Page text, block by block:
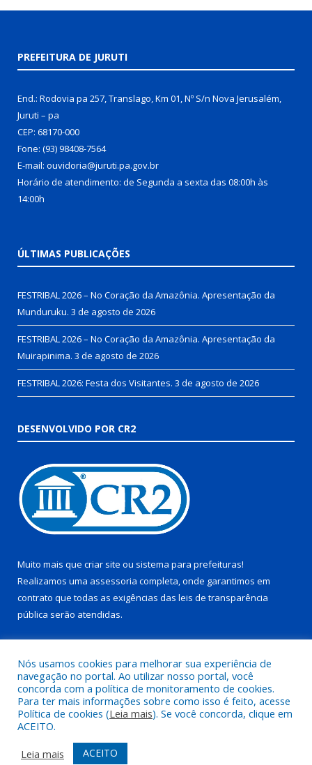
PREFEITURA DE JURUTI
End.: Rodovia pa 257, Translago, Km 01, Nº S/n Nova Jerusalém,
Juruti – pa
CEP: 68170-000
Fone: (93) 98408-7564
E-mail: ouvidoria@juruti.pa.gov.br
Horário de atendimento: de Segunda a sexta das 08:00h às
14:00h
ÚLTIMAS PUBLICAÇÕES
FESTRIBAL 2026 – No Coração da Amazônia. Apresentação da
Munduruku. 3 de agosto de 2026
FESTRIBAL 2026 – No Coração da Amazônia. Apresentação da
Muirapinima. 3 de agosto de 2026
FESTRIBAL 2026: Festa dos Visitantes. 3 de agosto de 2026
DESENVOLVIDO POR CR2
Muito mais que criar site ou sistema para prefeituras!
Realizamos uma assessoria completa, onde garantimos em
contrato que todas as exigências das leis de transparência
pública serão atendidas.
Todos os direitos reservados a Prefeitura Municipal de Juruti.
Mapa do Site
Acessar Área Administrativa
Nós usamos cookies para melhorar sua experiência de
navegação no portal. Ao utilizar nosso portal, você
concorda com a política de monitoramento de cookies.
Para ter mais informações sobre como isso é feito, acesse
Política de cookies (Leia mais). Se você concorda, clique em
ACEITO.
Leia mais
ACEITO